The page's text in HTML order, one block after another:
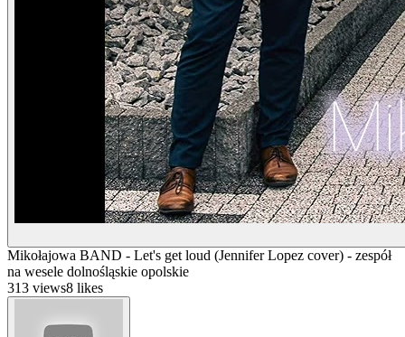
Mikołajowa BAND - Let's get loud (Jennifer Lopez cover) - zespół
na wesele dolnośląskie opolskie
313 views8 likes